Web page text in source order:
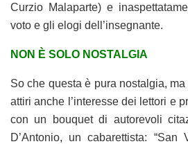
Curzio Malaparte) e
voto e gli elogi dell’insegnante.
NON È SOLO NOSTALGIA
So che questa è pura nostalgia,
attiri anche l’interesse dei lettori e
con un bouquet di autorevoli
D’Antonio, un cabarettista: “San